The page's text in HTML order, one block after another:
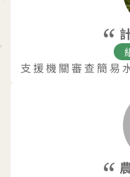
支援機關審查簡易